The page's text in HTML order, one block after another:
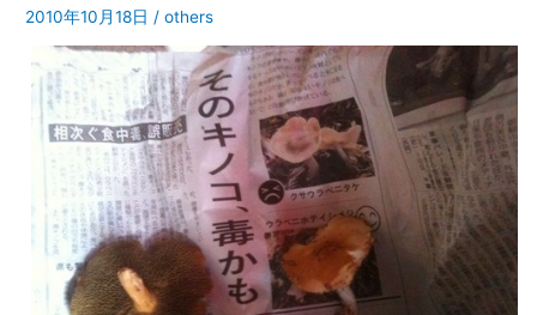
2010年10月18日 /others